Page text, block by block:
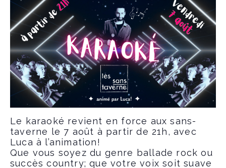
Le karaoké revient en force aux sans-
taverne le 7 août à partir de 21h, avec
Luca à l’animation!
Que vous soyez du genre ballade rock ou
succès country; que votre voix soit suave